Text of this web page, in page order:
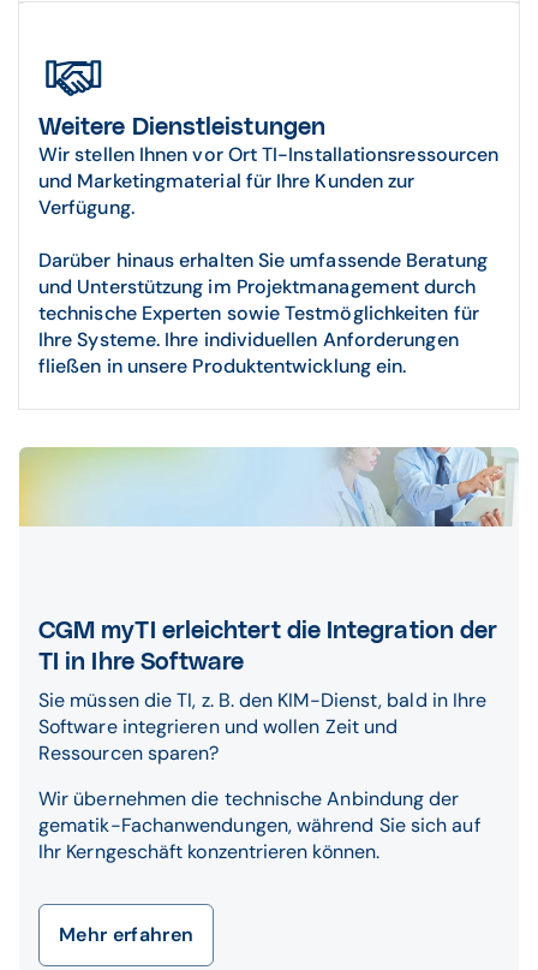
Weitere Dienstleistungen
Wir stellen Ihnen vor Ort TI-Installationsressourcen
und Marketingmaterial für Ihre Kunden zur
Verfügung.
Darüber hinaus erhalten Sie umfassende Beratung
und Unterstützung im Projektmanagement durch
technische Experten sowie Testmöglichkeiten für
Ihre Systeme. Ihre individuellen Anforderungen
fließen in unsere Produktentwicklung ein.
CGM myTI erleichtert die Integration der
TI in Ihre Software
Sie müssen die TI, z. B. den KIM-Dienst, bald in Ihre
Software integrieren und wollen Zeit und
Ressourcen sparen?
Wir übernehmen die technische Anbindung der
gematik-Fachanwendungen, während Sie sich auf
Ihr Kerngeschäft konzentrieren können.
Mehr erfahren